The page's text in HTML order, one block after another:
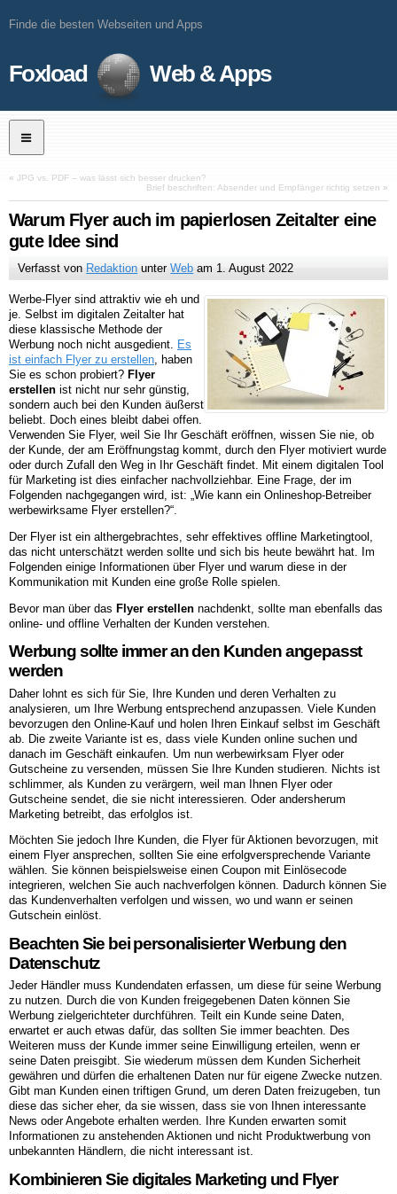
Finde die besten Webseiten und Apps
Foxload Web & Apps
« JPG vs. PDF – was lässt sich besser drucken?
Brief beschriften: Absender und Empfänger richtig setzen »
Warum Flyer auch im papierlosen Zeitalter eine
gute Idee sind
Verfasst von Redaktion unterWeb am 1. August 2022
Werbe-Flyer sind attraktiv wie eh und
je. Selbst im digitalen Zeitalter hat
diese klassische Methode der
Werbung noch nicht ausgedient. Es
ist einfach Flyer zu erstellen, haben
Sie es schon probiert? Flyer
erstellen ist nicht nur sehr günstig,
sondern auch bei den Kunden äußerst
beliebt. Doch eines bleibt dabei offen.
Verwenden Sie Flyer, weil Sie Ihr Geschäft eröffnen, wissen Sie nie, ob
der Kunde, der am Eröffnungstag kommt, durch den Flyer motiviert wurde
oder durch Zufall den Weg in Ihr Geschäft findet. Mit einem digitalen Tool
für Marketing ist dies einfacher nachvollziehbar. Eine Frage, der im
Folgenden nachgegangen wird, ist: „Wie kann ein Onlineshop-Betreiber
werbewirksame Flyer erstellen?“.
Der Flyer ist ein althergebrachtes, sehr effektives offline Marketingtool,
das nicht unterschätzt werden sollte und sich bis heute bewährt hat. Im
Folgenden einige Informationen über Flyer und warum diese in der
Kommunikation mit Kunden eine große Rolle spielen.
Bevor man über das Flyer erstellen nachdenkt, sollte man ebenfalls das
online- und offline Verhalten der Kunden verstehen.
Werbung sollte immer an den Kunden angepasst
werden
Daher lohnt es sich für Sie, Ihre Kunden und deren Verhalten zu
analysieren, um Ihre Werbung entsprechend anzupassen. Viele Kunden
bevorzugen den Online-Kauf und holen Ihren Einkauf selbst im Geschäft
ab. Die zweite Variante ist es, dass viele Kunden online suchen und
danach im Geschäft einkaufen. Um nun werbewirksam Flyer oder
Gutscheine zu versenden, müssen Sie Ihre Kunden studieren. Nichts ist
schlimmer, als Kunden zu verärgern, weil man Ihnen Flyer oder
Gutscheine sendet, die sie nicht interessieren. Oder andersherum
Marketing betreibt, das erfolglos ist.
Möchten Sie jedoch Ihre Kunden, die Flyer für Aktionen bevorzugen, mit
einem Flyer ansprechen, sollten Sie eine erfolgversprechende Variante
wählen. Sie können beispielsweise einen Coupon mit Einlösecode
integrieren, welchen Sie auch nachverfolgen können. Dadurch können Sie
das Kundenverhalten verfolgen und wissen, wo und wann er seinen
Gutschein einlöst.
Beachten Sie bei personalisierter Werbung den
Datenschutz
Jeder Händler muss Kundendaten erfassen, um diese für seine Werbung
zu nutzen. Durch die von Kunden freigegebenen Daten können Sie
Werbung zielgerichteter durchführen. Teilt ein Kunde seine Daten,
erwartet er auch etwas dafür, das sollten Sie immer beachten. Des
Weiteren muss der Kunde immer seine Einwilligung erteilen, wenn er
seine Daten preisgibt. Sie wiederum müssen dem Kunden Sicherheit
gewähren und dürfen die erhaltenen Daten nur für eigene Zwecke nutzen.
Gibt man Kunden einen triftigen Grund, um deren Daten freizugeben, tun
diese das sicher eher, da sie wissen, dass sie von Ihnen interessante
News oder Angebote erhalten werden. Ihre Kunden erwarten somit
Informationen zu anstehenden Aktionen und nicht Produktwerbung von
unbekannten Händlern, die nicht interessant ist.
Kombinieren Sie digitales Marketing und Flyer